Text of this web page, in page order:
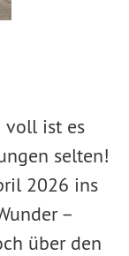
voll ist es
selten!
2026 ins
–
über den